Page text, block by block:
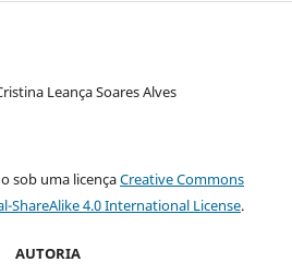
Leança Soares Alves
sob uma licençaCreative Commons
4.0 International License.
AUTORIA